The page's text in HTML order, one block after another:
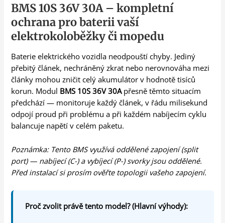
BMS 10S 36V 30A – kompletní
ochrana pro baterii vaší
elektrokoloběžky či mopedu
Baterie elektrického vozidla neodpouští chyby. Jediný
přebitý článek, nechráněný zkrat nebo nerovnováha mezi
články mohou zničit celý akumulátor v hodnotě tisíců
korun. Modul BMS 10S 36V 30Apřesně těmto situacím
předchází — monitoruje každý článek, v řádu milisekund
odpojí proud při problému a při každém nabíjecím cyklu
balancuje napětí v celém paketu.
Poznámka: Tento BMS využívá oddělené zapojení (split
port) — nabíjecí (C-) a vybíjecí (P-) svorky jsou oddělené.
Před instalací si prosím ověřte topologii vašeho zapojení.
Proč zvolit právě tento model? (Hlavní výhody):